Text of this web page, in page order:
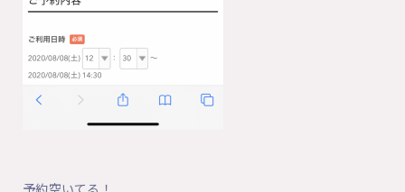
予約空いてる！